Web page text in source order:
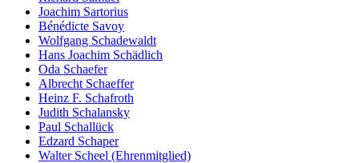
Joachim Sartorius
Bénédicte Savoy
Wolfgang Schadewaldt
Hans Joachim Schädlich
Oda Schaefer
Albrecht Schaeffer
Heinz F. Schafroth
Judith Schalansky
Paul Schallück
Edzard Schaper
Walter Scheel (Ehrenmitglied)